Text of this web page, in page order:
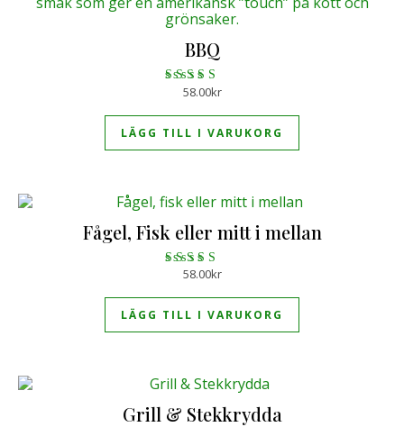
BBQ
Betygsatt
58.00kr
LÄGG TILL I VARUKORG
Fågel, Fisk eller mitt i mellan
Betygsatt
58.00kr
LÄGG TILL I VARUKORG
Grill & Stekkrydda